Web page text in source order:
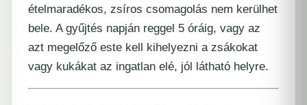
ételmaradékos, zsíros csomagolás nem kerülhet
bele. A gyűjtés napján reggel 5 óráig, vagy az
azt megelőző este kell kihelyezni a zsákokat
vagy kukákat az ingatlan elé, jól látható helyre.